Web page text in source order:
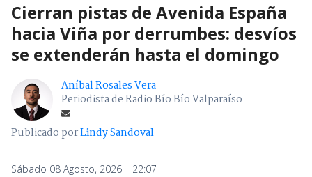
Cierran pistas de Avenida España
hacia Viña por derrumbes: desvíos
se extenderán hasta el domingo
Aníbal Rosales Vera
Periodista de Radio Bío Bío Valparaíso
Publicado porLindy Sandoval
Sábado 08 Agosto, 2026 | 22:07